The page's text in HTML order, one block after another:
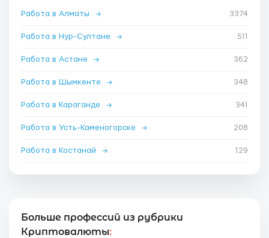
Работа в Алматы → 3374
Работа в Нур-Султане → 511
Работа в Астане → 362
Работа в Шымкенте → 348
Работа в Караганде → 341
Работа в Усть-Каменогорске → 208
Работа в Костанай → 129
Больше профессий из рубрики
Криптовалюты: